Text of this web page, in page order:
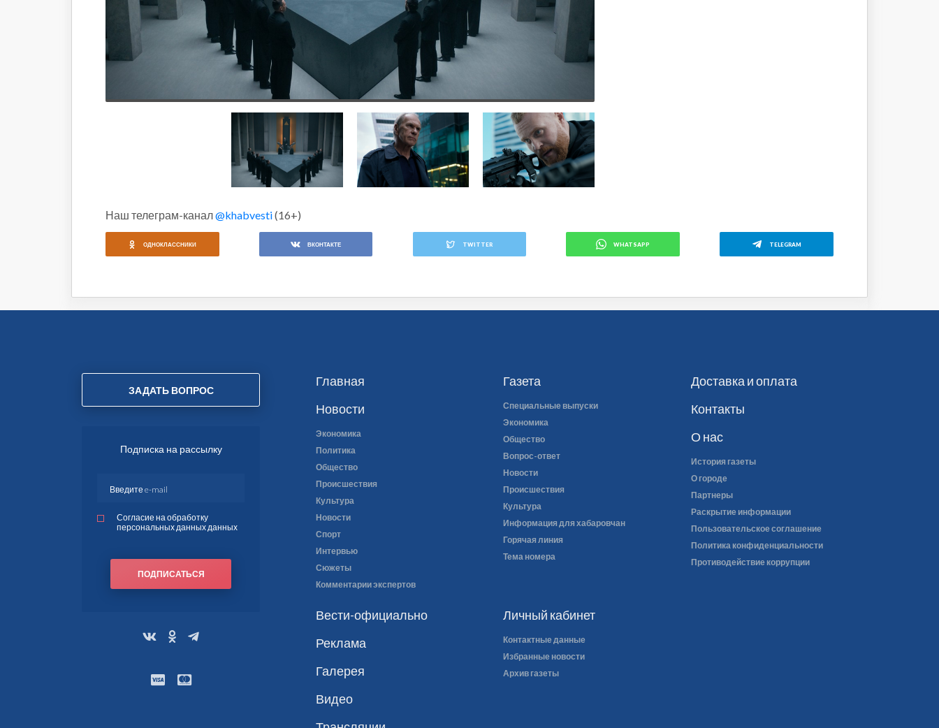
Наш телеграм-канал@khabvesti(16+)
ОДНОКЛАССНИКИ ВКОНТАКТЕ TWITTER WHATSAPP TELEGRAM
Личный кабинет
Контактные данные
Избранные новости
Архив газеты
Главная
Новости
Экономика
Политика
Общество
Происшествия
Культура
Новости
Спорт
Интервью
Сюжеты
Комментарии экспертов
Газета
Специальные выпуски
Экономика
Общество
Вопрос-ответ
Новости
Происшествия
Культура
Информация для хабаровчан
Горячая линия
Тема номера
Доставка и оплата
Контакты
О нас
История газеты
О городе
Партнеры
Раскрытие информации
Пользовательское соглашение
Политика конфиденциальности
Противодействие коррупции
Вести-официально
Реклама
Галерея
Видео
ЗАДАТЬ ВОПРОС
Подписка на рассылку
Согласие на обработку
персональных данных данных
ПОДПИСАТЬСЯ